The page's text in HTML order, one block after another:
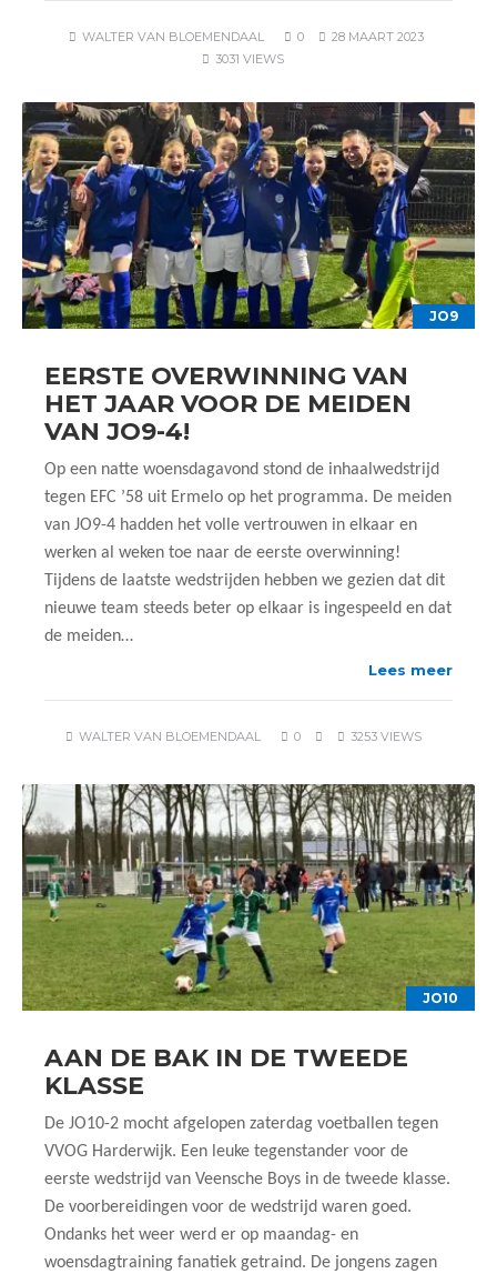
WALTER VAN BLOEMENDAAL 0
28 MAART 2023
3031 VIEWS
JO9
EERSTE OVERWINNING VAN
HET JAAR VOOR DE MEIDEN
VAN JO9-4!
Op een natte woensdagavond stond de inhaalwedstrijd
tegen EFC ’58 uit Ermelo op het programma. De meiden
van JO9-4 hadden het volle vertrouwen in elkaar en
werken al weken toe naar de eerste overwinning!
Tijdens de laatste wedstrijden hebben we gezien dat dit
nieuwe team steeds beter op elkaar is ingespeeld en dat
de meiden…
Lees meer
WALTER VAN BLOEMENDAAL 0 3253 VIEWS
JO10
AAN DE BAK IN DE TWEEDE
KLASSE
De JO10-2 mocht afgelopen zaterdag voetballen tegen
VVOG Harderwijk. Een leuke tegenstander voor de
eerste wedstrijd van Veensche Boys in de tweede klasse.
De voorbereidingen voor de wedstrijd waren goed.
Ondanks het weer werd er op maandag- en
woensdagtraining fanatiek getraind. De jongens zagen